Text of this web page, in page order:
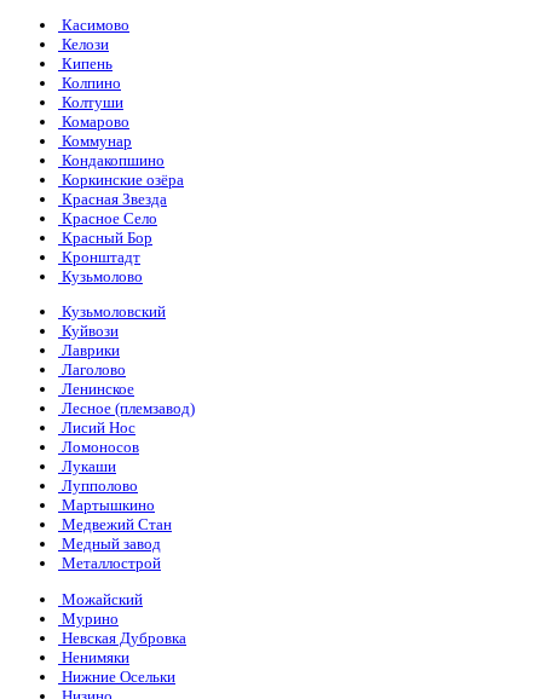
Касимово
Келози
Кипень
Колпино
Колтуши
Комарово
Коммунар
Кондакопшино
Коркинские озёра
Красная Звезда
Красное Село
Красный Бор
Кронштадт
Кузьмолово
Кузьмоловский
Куйвози
Лаврики
Лаголово
Ленинское
Лесное (племзавод)
Лисий Нос
Ломоносов
Лукаши
Лупполово
Мартышкино
Медвежий Стан
Медный завод
Металлострой
Можайский
Мурино
Невская Дубровка
Ненимяки
Нижние Осельки